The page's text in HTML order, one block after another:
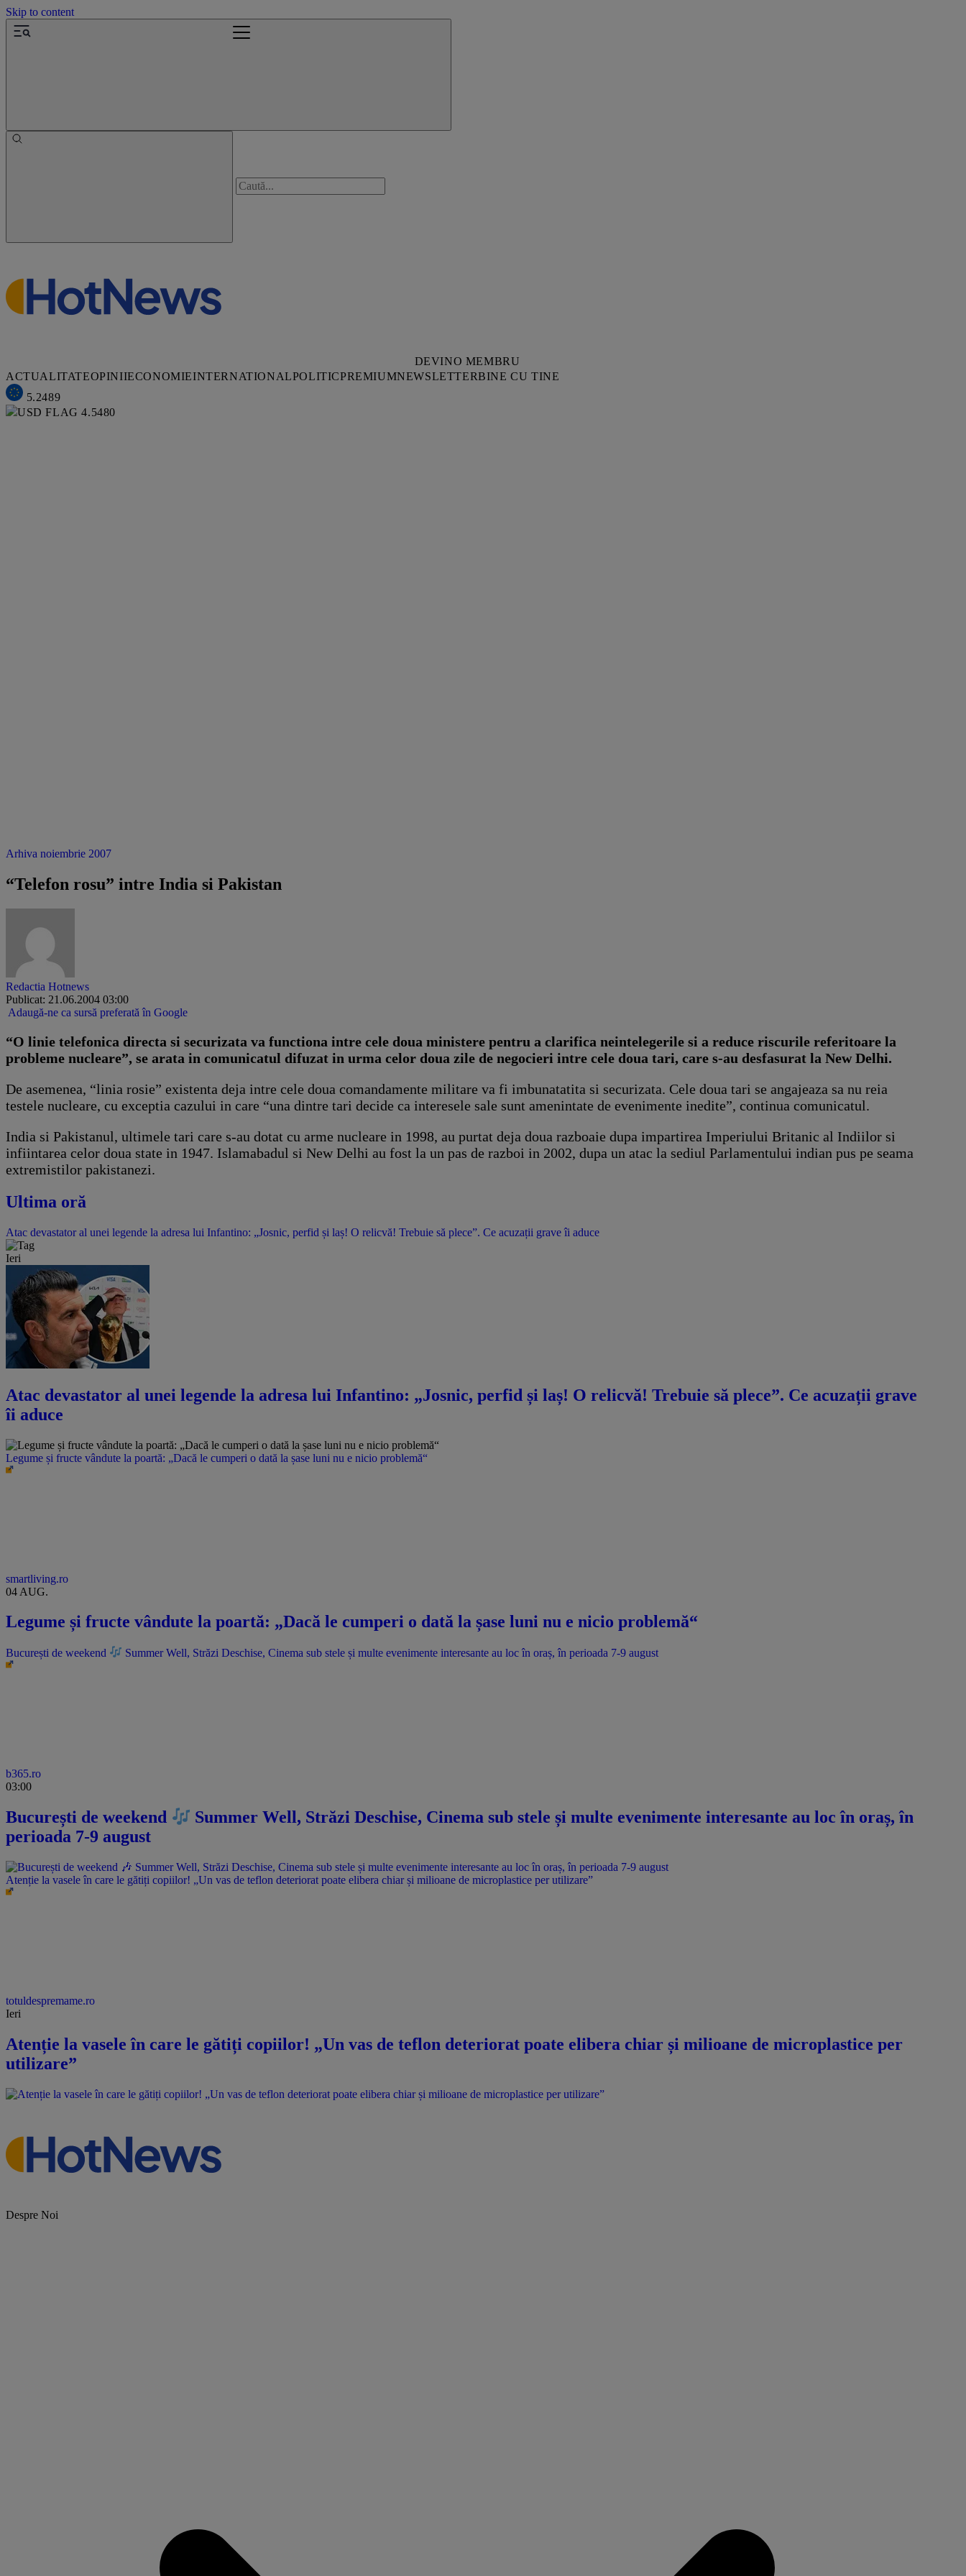
Skip to content
DEVINO MEMBRU
ACTUALITATEOPINIIECONOMIEINTERNATIONALPOLITICPREMIUMNEWSLETTERBINE CU TINE
5.2489
4.5480
Arhiva noiembrie 2007
“Telefon rosu” intre India si Pakistan
Redactia Hotnews
Publicat: 21.06.2004 03:00
Adaugă-ne ca sursă preferată în Google
“O linie telefonica directa si securizata va functiona intre cele doua ministere pentru a clarifica neintelegerile si a reduce riscurile referitoare la
probleme nucleare”, se arata in comunicatul difuzat in urma celor doua zile de negocieri intre cele doua tari, care s-au desfasurat la New Delhi.
De asemenea, “linia rosie” existenta deja intre cele doua comandamente militare va fi imbunatatita si securizata. Cele doua tari se angajeaza sa nu reia
testele nucleare, cu exceptia cazului in care “una dintre tari decide ca interesele sale sunt amenintate de evenimente inedite”, continua comunicatul.
India si Pakistanul, ultimele tari care s-au dotat cu arme nucleare in 1998, au purtat deja doua razboaie dupa impartirea Imperiului Britanic al Indiilor si
infiintarea celor doua state in 1947. Islamabadul si New Delhi au fost la un pas de razboi in 2002, dupa un atac la sediul Parlamentului indian pus pe seama
extremistilor pakistanezi.
Ultima oră
Atac devastator al unei legende la adresa lui Infantino: „Josnic, perfid și laș! O relicvă! Trebuie să plece”. Ce acuzații grave îi aduce
Ieri
Atac devastator al unei legende la adresa lui Infantino: „Josnic, perfid și laș! O relicvă! Trebuie să plece”. Ce acuzații grave
îi aduce
Legume și fructe vândute la poartă: „Dacă le cumperi o dată la șase luni nu e nicio problemă“
smartliving.ro
04 AUG.
Legume și fructe vândute la poartă: „Dacă le cumperi o dată la șase luni nu e nicio problemă“
București de weekend Summer Well, Străzi Deschise, Cinema sub stele și multe evenimente interesante au loc în oraș, în perioada 7-9 august
b365.ro
03:00
București de weekend
Summer Well, Străzi Deschise, Cinema sub stele și multe evenimente interesante au loc în oraș, în
perioada 7-9 august
Atenție la vasele în care le gătiți copiilor! „Un vas de teflon deteriorat poate elibera chiar și milioane de microplastice per utilizare”
totuldespremame.ro
Ieri
Atenție la vasele în care le gătiți copiilor! „Un vas de teflon deteriorat poate elibera chiar și milioane de microplastice per
utilizare”
Despre Noi